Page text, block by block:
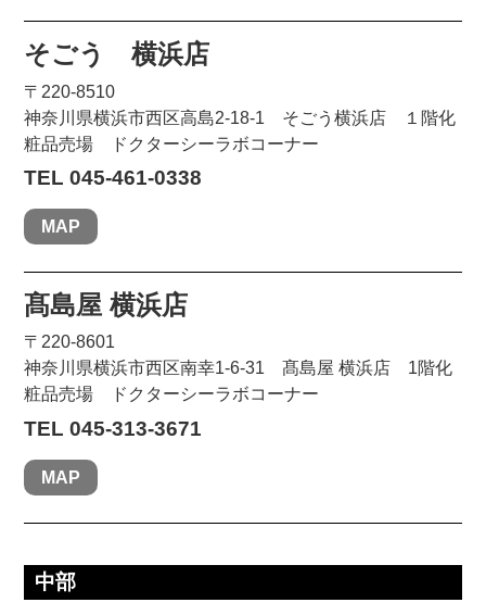
そごう 横浜店
〒220-8510
神奈川県横浜市西区高島2-18-1 そごう横浜店 １階化
粧品売場 ドクターシーラボコーナー
TEL 045-461-0338
MAP
髙島屋 横浜店
〒220-8601
神奈川県横浜市西区南幸1-6-31 髙島屋 横浜店 1階化
粧品売場 ドクターシーラボコーナー
TEL 045-313-3671
MAP
中部